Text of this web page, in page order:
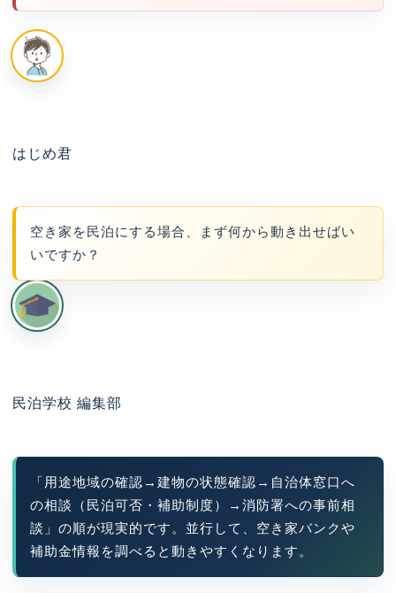
はじめ君
空き家を民泊にする場合、まず何から動き出せばい
いですか？
民泊学校 編集部
「用途地域の確認→建物の状態確認→自治体窓口へ
の相談（民泊可否・補助制度）→消防署への事前相
談」の順が現実的です。並行して、空き家バンクや
補助金情報を調べると動きやすくなります。